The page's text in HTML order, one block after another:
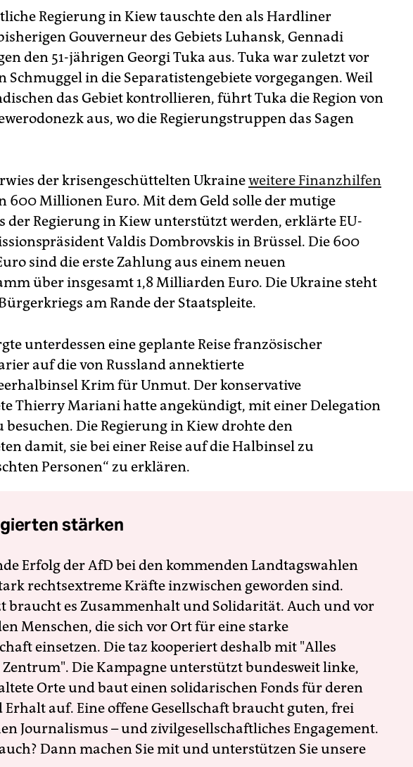
Regierung in Kiew tauschte den als Hardliner
Gouverneur des Gebiets Luhansk, Gennadi
den 51-jährigen Georgi Tuka aus. Tuka war zuletzt vor
Schmuggel in die Separatistengebiete vorgegangen. Weil
das Gebiet kontrollieren, führt Tuka die Region von
aus, wo die Regierungstruppen das Sagen
der krisengeschüttelten Ukraineweitere Finanzhilfen
600 Millionen Euro. Mit dem Geld solle der mutige
der Regierung in Kiew unterstützt werden, erklärte EU-
Valdis Dombrovskis in Brüssel. Die 600
sind die erste Zahlung aus einem neuen
über insgesamt 1,8 Milliarden Euro. Die Ukraine steht
am Rande der Staatspleite.
unterdessen eine geplante Reise französischer
auf die von Russland annektierte
Krim für Unmut. Der konservative
Thierry Mariani hatte angekündigt, mit einer Delegation
besuchen. Die Regierung in Kiew drohte den
damit, sie bei einer Reise auf die Halbinsel zu
Personen“ zu erklären.
stärken
Erfolg der AfD bei den kommenden Landtagswahlen
rechtsextreme Kräfte inzwischen geworden sind.
braucht es Zusammenhalt und Solidarität. Auch und vor
Menschen, die sich vor Ort für eine starke
einsetzen. Die taz kooperiert deshalb mit "Alles
Die Kampagne unterstützt bundesweit linke,
Orte und baut einen solidarischen Fonds für deren
Erhalt auf. Eine offene Gesellschaft braucht guten, frei
Journalismus – und zivilgesellschaftliches Engagement.
Dann machen Sie mit und unterstützen Sie unsere